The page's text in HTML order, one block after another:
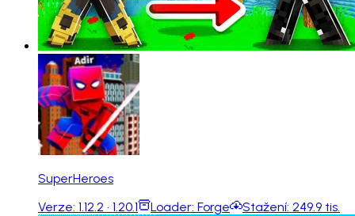
SuperHeroes
Verze: 1.12.2 · 1.20.1 Loader: Forge Stažení: 249.9 tis.